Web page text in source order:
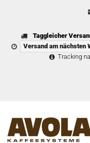
Taggleicher
Versand am nächsten
Tracking